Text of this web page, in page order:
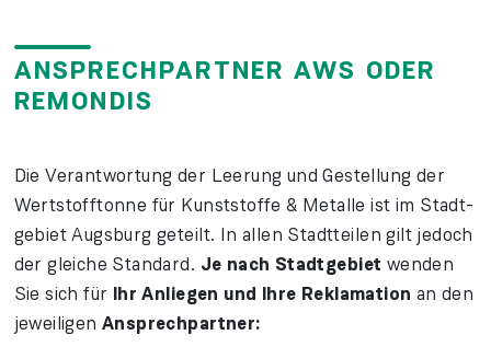
ANSPRECHPARTNER AWS ODER
REMONDIS
Die Ver­antwortung der Leerung und Ge­stellung der
Wertstoff­tonne für Kunst­stoffe & Metalle ist im Stadt­
gebiet Augsburg ge­teilt. In allen Stadt­teilen gilt jedoch
der gleiche Standard. Je nach Stadt­gebiet wenden
Sie sich für Ihr An­liegen und Ihre Re­klamation an den
je­weiligenAn­sprech­partner: